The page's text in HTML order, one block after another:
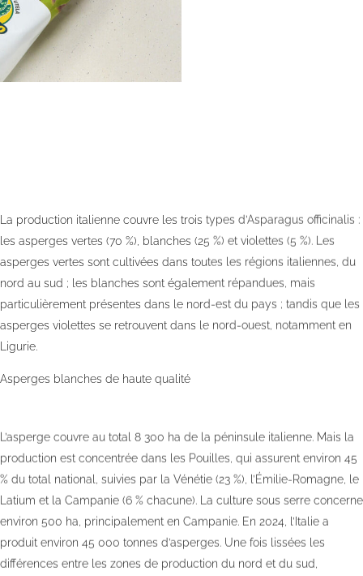
La production italienne couvre les trois types d’Asparagus officinalis :
les asperges vertes (70 %), blanches (25 %) et violettes (5 %). Les
asperges vertes sont cultivées dans toutes les régions italiennes, du
nord au sud ; les blanches sont également répandues, mais
particulièrement présentes dans le nord-est du pays ; tandis que les
asperges violettes se retrouvent dans le nord-ouest, notamment en
Ligurie.
Asperges blanches de haute qualité
L’asperge couvre au total 8 300 ha de la péninsule italienne. Mais la
production est concentrée dans les Pouilles, qui assurent environ 45
% du total national, suivies par la Vénétie (23 %), l’Émilie-Romagne, le
Latium et la Campanie (6 % chacune). La culture sous serre concerne
environ 500 ha, principalement en Campanie. En 2024, l’Italie a
produit environ 45 000 tonnes d’asperges. Une fois lissées les
différences entre les zones de production du nord et du sud,